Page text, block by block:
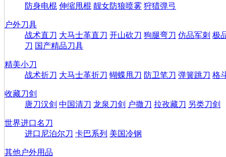
防身电棍 伸缩甩棍 靓女防狼喷雾 狩猎弹弓
户外刀具
战术直刀 大马士革直刀 开山砍刀 狗腿弯刀 仿品军刺 极
刀 国产精品刀具
精美小刀
战术折刀 大马士革折刀 蝴蝶甩刀 防卫笔刀 弹簧跳刀 格
收藏刀剑
唐刀汉剑 中国清刀 龙泉刀剑 户撒刀 拉孜藏刀 另类刀剑
世界进口名刀
进口尼泊尔刀 卡巴系列 美国冷钢
其他户外用品